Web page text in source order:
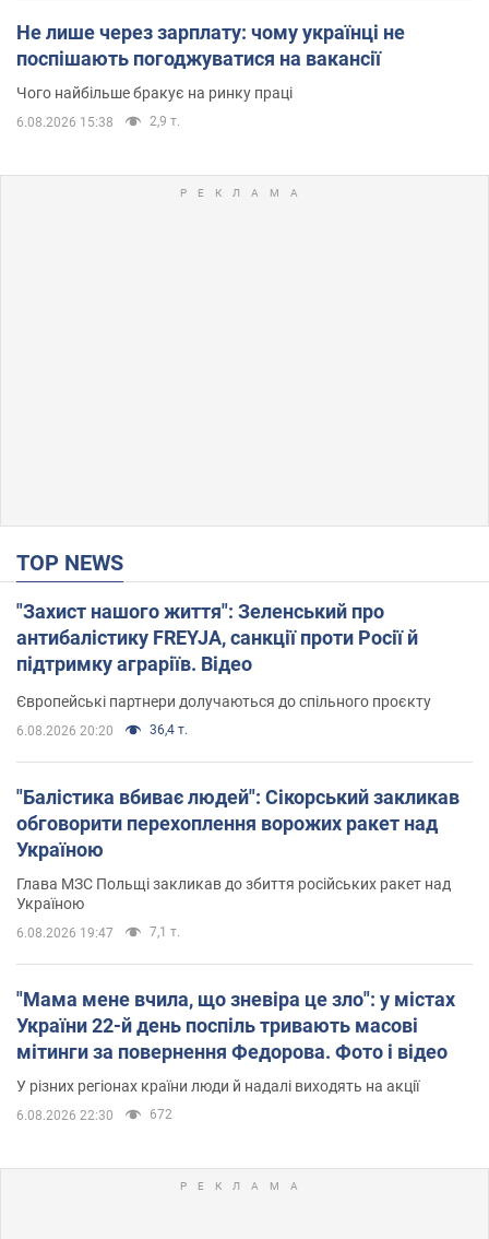
Не лише через зарплату: чому українці не
поспішають погоджуватися на вакансії
Чого найбільше бракує на ринку праці
6.08.2026 15:38 2,9 т.
TOP NEWS
"Захист нашого життя": Зеленський про
антибалістику FREYJA, санкції проти Росії й
підтримку аграріїв. Відео
Європейські партнери долучаються до спільного проєкту
6.08.2026 20:20 36,4 т.
"Балістика вбиває людей": Сікорський закликав
обговорити перехоплення ворожих ракет над
Україною
Глава МЗС Польщі закликав до збиття російських ракет над
Україною
6.08.2026 19:47 7,1 т.
"Мама мене вчила, що зневіра це зло": у містах
України 22-й день поспіль тривають масові
мітинги за повернення Федорова. Фото і відео
У різних регіонах країни люди й надалі виходять на акції
6.08.2026 22:30 672